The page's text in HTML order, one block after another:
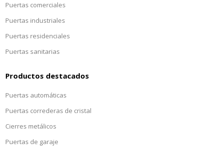
Puertas comerciales
Puertas industriales
Puertas residenciales
Puertas sanitarias
Productos destacados
Puertas automáticas
Puertas correderas de cristal
Cierres metálicos
Puertas de garaje